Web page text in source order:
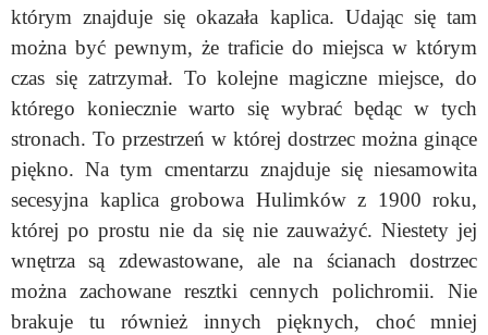
którym znajduje się okazała kaplica. Udając się tam
można być pewnym, że traficie do miejsca w którym
czas się zatrzymał. To kolejne magiczne miejsce, do
którego koniecznie warto się wybrać będąc w tych
stronach. To przestrzeń w której dostrzec można ginące
piękno. Na tym cmentarzu znajduje się niesamowita
secesyjna kaplica grobowa Hulimków z 1900 roku,
której po prostu nie da się nie zauważyć. Niestety jej
wnętrza są zdewastowane, ale na ścianach dostrzec
można zachowane resztki cennych polichromii. Nie
brakuje tu również innych pięknych, choć mniej